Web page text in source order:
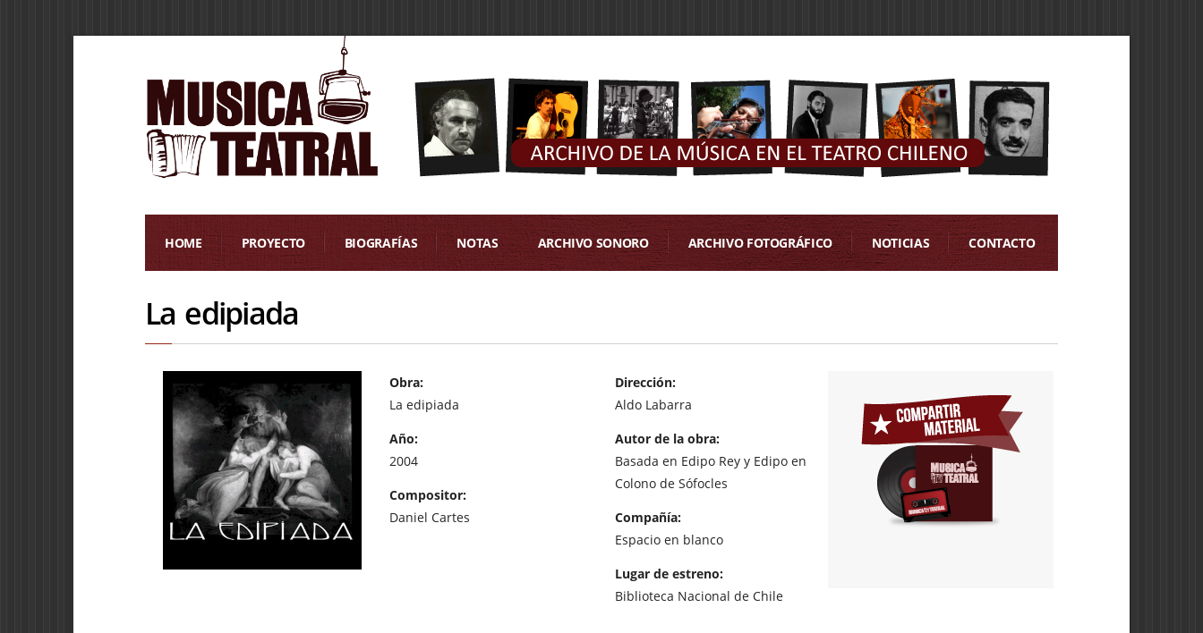
HOME PROYECTO BIOGRAFÍAS NOTAS ARCHIVO SONORO ARCHIVO FOTOGRÁFICO NOTICIAS CONTACTO
La edipiada
Obra:
La edipiada
Año:
2004
Compositor:
Daniel Cartes
Dirección:
Aldo Labarra
Autor de la obra:
Basada en Edipo Rey y Edipo en
Colono de Sófocles
Compañía:
Espacio en blanco
Lugar de estreno:
Biblioteca Nacional de Chile